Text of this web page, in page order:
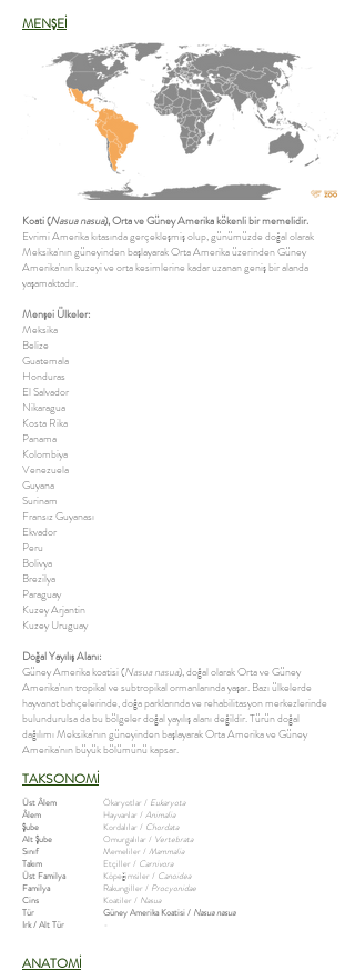
MENŞEİ
Koati (Nasua nasua), Orta ve Güney Amerika kökenli bir memelidir.
Evrimi Amerika kıtasında gerçekleşmiş olup, günümüzde doğal olarak
Meksika'nın güneyinden başlayarak Orta Amerika üzerinden Güney
Amerika'nın kuzeyi ve orta kesimlerine kadar uzanan geniş bir alanda
yaşamaktadır.
Menşei Ülkeler:
Meksika
Belize
Guatemala
Honduras
El Salvador
Nikaragua
Kosta Rika
Panama
Kolombiya
Venezuela
Guyana
Surinam
Fransız Guyanası
Ekvador
Peru
Bolivya
Brezilya
Paraguay
Kuzey Arjantin
Kuzey Uruguay
Doğal Yayılış Alanı:
Güney Amerika koatisi (Nasua nasua), doğal olarak Orta ve Güney
Amerika'nın tropikal ve subtropikal ormanlarında yaşar. Bazı ülkelerde
hayvanat bahçelerinde, doğa parklarında ve rehabilitasyon merkezlerinde
bulundurulsa da bu bölgeler doğal yayılış alanı değildir. Türün doğal
dağılımı Meksika'nın güneyinden başlayarak Orta Amerika ve Güney
Amerika'nın büyük bölümünü kapsar.
TAKSONOMİ
Üst Âlem
Âlem
Şube
Alt Şube
Sınıf
Takım
Üst Familya
Familya
Cins
Tür
Irk / Alt Tür
Ökaryotlar / Eukaryota
Hayvanlar /Animalia
Kordalılar / Chordata
Omurgalılar / Vertebrata
Memeliler /Mammalia
Etçiller / Carnivora
Köpeğimsiler / Canoidea
Rakungiller / Procyonidae
Koatiler / Nasua
Güney Amerika Koatisi / Nasua nasua
ANATOMİ